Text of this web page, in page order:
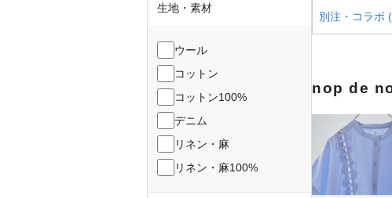
生地・素材
ウール
コットン
コットン100%
デニム
リネン・麻
リネン・麻100%
別注・コラボ
nop de